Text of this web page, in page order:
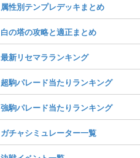
属性別テンプレデッキまとめ
白の塔の攻略と適正まとめ
最新リセマラランキング
超駒パレード当たりランキング
強駒パレード当たりランキング
ガチャシミュレーター一覧